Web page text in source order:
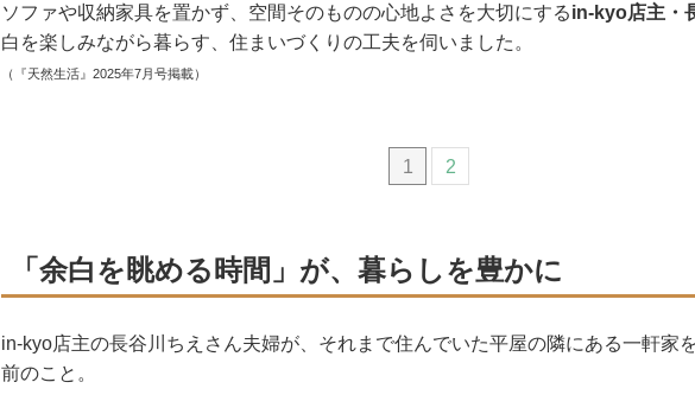
ソファや収納家具を置かず、空間そのものの心地よさを大切にするin-kyo店主・
白を楽しみながら暮らす、住まいづくりの工夫を伺いました。
（『天然生活』2025年7月号掲載）
1 2
「余白を眺める時間」が、暮らしを豊かに
in-kyo店主の長谷川ちえさん夫婦が、それまで住んでいた平屋の隣にある一軒家
前のこと。